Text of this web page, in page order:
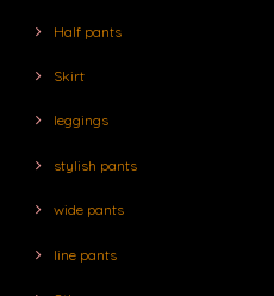
Half pants
Skirt
leggings
stylish pants
wide pants
line pants